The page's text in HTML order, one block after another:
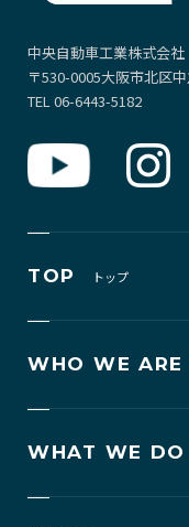
中央自動車工業株式会社
〒530-0005大阪市北区
TEL 06-6443-5182
TOP トップ
WHO WE ARE
WHAT WE DO